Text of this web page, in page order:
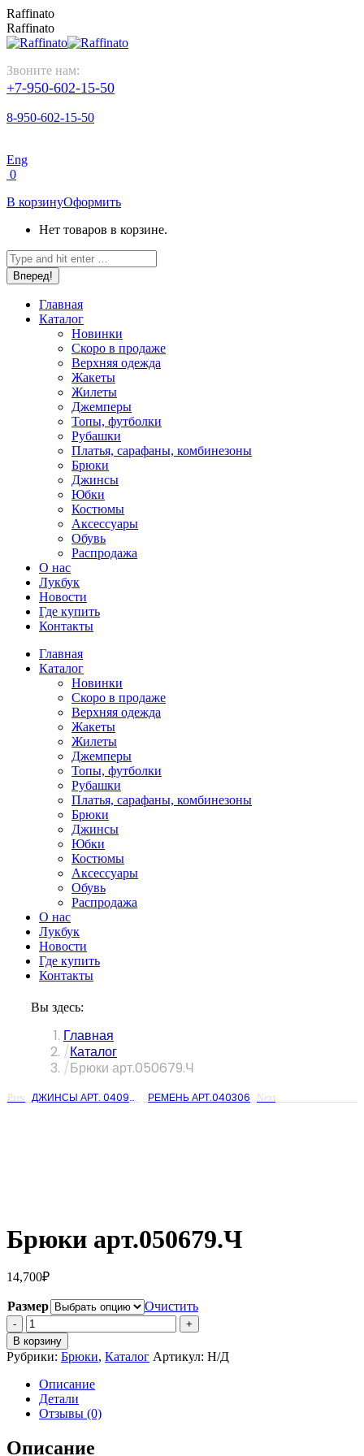
Перейти
к
содержанию
Raffinato
Raffinato
Звоните нам:
+7-950-602-15-50
8-950-602-15-50
Eng
0
В корзинуОформить
Нет товаров в корзине.
Поиск:
Главная
Каталог
Новинки
Скоро в продаже
Верхняя одежда
Жакеты
Жилеты
Джемперы
Топы, футболки
Рубашки
Платья, сарафаны, комбинезоны
Брюки
Джинсы
Юбки
Костюмы
Аксессуары
Обувь
Распродажа
О нас
Лукбук
Новости
Где купить
Контакты
Главная
Каталог
Новинки
Скоро в продаже
Верхняя одежда
Жакеты
Жилеты
Джемперы
Топы, футболки
Рубашки
Платья, сарафаны, комбинезоны
Брюки
Джинсы
Юбки
Костюмы
Аксессуары
Обувь
Распродажа
О нас
Лукбук
Новости
Где купить
Контакты
Вы здесь:
Главная
Каталог
Брюки арт.050679.Ч
Prev ДЖИНСЫ АРТ. 04097945 РЕМЕНЬ АРТ.040306 Next
Брюки арт.050679.Ч
14,700₽
Размер
Очистить
Количество
Брюки
арт.050679.Ч
В корзину
Рубрики: Брюки, Каталог Артикул: Н/Д
Описание
Детали
Отзывы (0)
Описание